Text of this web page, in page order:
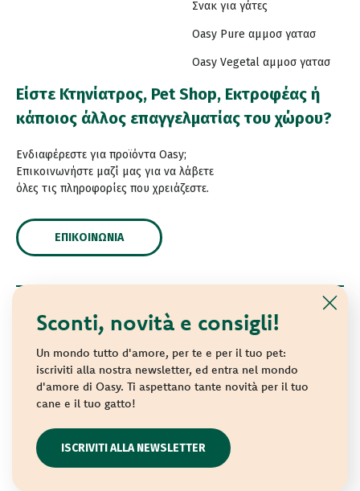
Sconti, novità e consigli!
Un mondo tutto d'amore, per te e per il tuo pet:
iscriviti alla nostra newsletter, ed entra nel mondo
d'amore di Oasy. Ti aspettano tante novità per il tuo
cane e il tuo gatto!
ISCRIVITI ALLA NEWSLETTER
Σνακ για γάτες
Oasy Pure αμμοσ γατασ
Oasy Vegetal αμμοσ γατασ
Είστε Κτηνίατρος, Pet Shop, Εκτροφέας ή
κάποιος άλλος επαγγελματίας του χώρου?
Ενδιαφέρεστε για προϊόντα Oasy;
Επικοινωνήστε μαζί μας για να λάβετε
όλες τις πληροφορίες που χρειάζεστε.
ΕΠΙΚΟΙΝΩΝΊΑ
© 2021 Oasy. Με επιφύλαξη κάθε νόμιμου δικαιώματος.
Wonderfood S.p.A. Strada dei Censiti, 2 - 47891 Repubblica
di San Marino - C.o.E. SM 04018
Privacy policy-Cookie policy-Sitemap
websolute